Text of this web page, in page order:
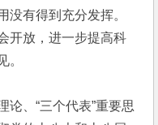
没有得到充分发挥。
开放，进一步提高科
。
、“三个代表”重要思